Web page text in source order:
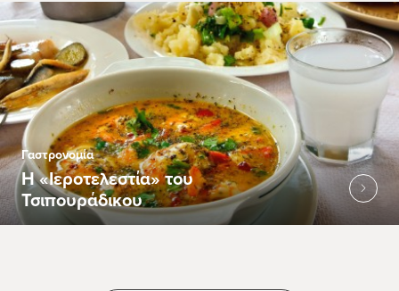
Γαστρονομία
Η «Ιεροτελεστία» του
Τσιπουράδικου